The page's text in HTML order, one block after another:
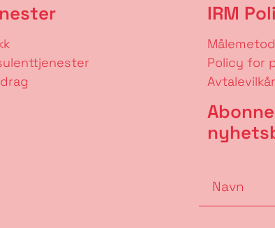
IRM
Policy for
Avtalevilkår